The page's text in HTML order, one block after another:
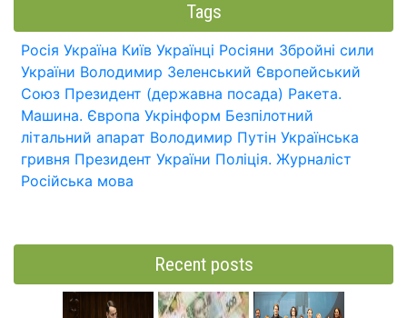
Tags
Росія Україна Київ Українці Росіяни Збройні сили
України Володимир Зеленський Європейський
Союз Президент (державна посада) Ракета.
Машина. Європа Укрінформ Безпілотний
літальний апарат Володимир Путін Українська
гривня Президент України Поліція. Журналіст
Російська мова
Recent posts